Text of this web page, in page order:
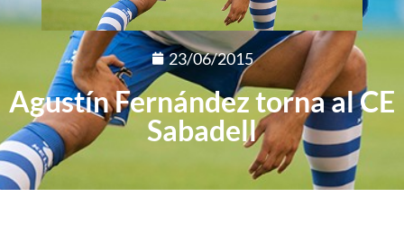
23/06/2015
Agustín Fernández torna al CE
Sabadell